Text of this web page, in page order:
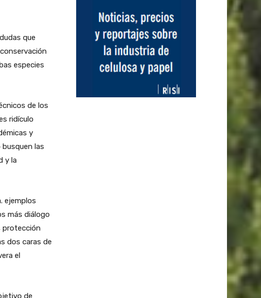
que
especies
de los
ridículo
y
las
y la
ejemplos
más diálogo
protección
dos caras de
el
de